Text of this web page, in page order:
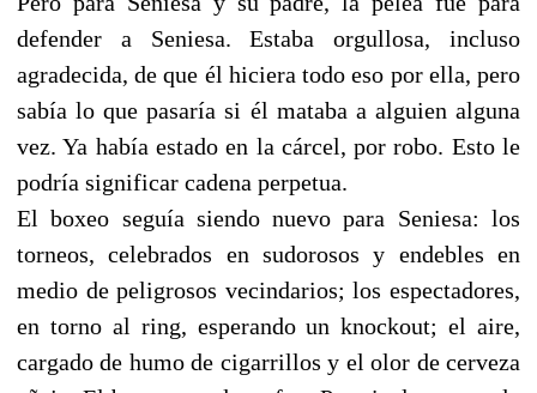
defender a Seniesa. Estaba orgullosa, incluso
agradecida, de que él hiciera todo eso por ella, pero
sabía lo que pasaría si él mataba a alguien alguna
vez. Ya había estado en la cárcel, por robo. Esto le
podría significar cadena perpetua.
El boxeo seguía siendo nuevo para Seniesa: los
torneos, celebrados en sudorosos y endebles en
medio de peligrosos vecindarios; los espectadores,
en torno al ring, esperando un knockout; el aire,
cargado de humo de cigarrillos y el olor de cerveza